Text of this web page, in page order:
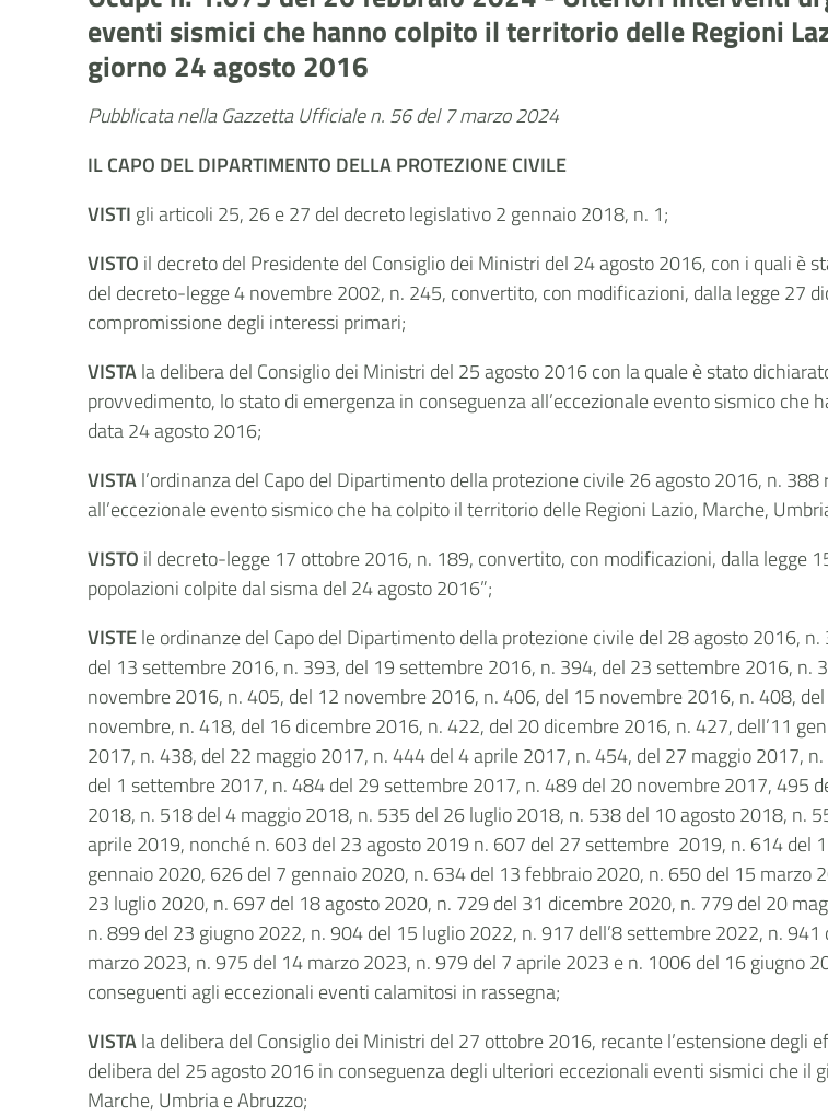
eventi sismici che hanno colpito il territorio delle Regioni
giorno 24 agosto 2016
Pubblicata nella Gazzetta Ufficiale n. 56 del 7 marzo 2024
IL CAPO DELDIPARTIMENTO DELLA PROTEZIONE CIVILE
VISTI gli articoli 25, 26 e 27 del decreto legislativo 2 gennaio 2018, n. 1;
VISTO il decreto del Presidente del Consiglio dei Ministri del 24 agosto 2016, con i quali è
del decreto-legge 4 novembre 2002, n. 245, convertito, con modificazioni, dalla legge 27
compromissione degli interessi primari;
VISTAla delibera del Consiglio dei Ministri del 25 agosto 2016 con la quale è stato
provvedimento, lo stato di emergenza in conseguenza all’eccezionale evento sismico
data 24 agosto 2016;
VISTAl’ordinanza del Capo del Dipartimento della protezione civile 26 agosto 2016, n.
all’eccezionale evento sismico che ha colpito il territorio delle Regioni Lazio, Marche,
VISTO il decreto-legge 17 ottobre 2016, n. 189, convertito, con modificazioni, dalla legge
popolazioni colpite dal sisma del 24 agosto 2016”;
VISTEle ordinanze del Capo del Dipartimento della protezione civile del 28 agosto 2016,
del 13 settembre 2016, n. 393, del 19 settembre 2016, n. 394, del 23 settembre 2016, n.
novembre 2016, n. 405, del 12 novembre 2016, n. 406, del 15 novembre 2016, n. 408,
novembre, n. 418, del 16 dicembre 2016, n. 422, del 20 dicembre 2016, n. 427, dell’11
2017, n. 438, del 22 maggio 2017, n. 444 del 4 aprile 2017, n. 454, del 27 maggio 2017,
del 1 settembre 2017, n. 484 del 29 settembre 2017, n. 489 del 20 novembre 2017, 495
2018, n. 518 del 4 maggio 2018, n. 535 del 26 luglio 2018, n. 538 del 10 agosto 2018, n.
aprile 2019, nonché n. 603 del 23 agosto 2019 n. 607 del 27 settembre 2019, n. 614 del
gennaio 2020, 626 del 7 gennaio 2020, n. 634 del 13 febbraio 2020, n. 650 del 15
23 luglio 2020, n. 697 del 18 agosto 2020, n. 729 del 31 dicembre 2020, n. 779 del 20
n. 899 del 23 giugno 2022, n. 904 del 15 luglio 2022, n. 917 dell’8 settembre 2022, n.
marzo 2023, n. 975 del 14 marzo 2023, n. 979 del 7 aprile 2023 e n. 1006 del 16 giugno
conseguenti agli eccezionali eventi calamitosi in rassegna;
VISTAla delibera del Consiglio dei Ministri del 27 ottobre 2016, recante l’estensione
delibera del 25 agosto 2016 in conseguenza degli ulteriori eccezionali eventi sismici che
Marche, Umbria e Abruzzo;